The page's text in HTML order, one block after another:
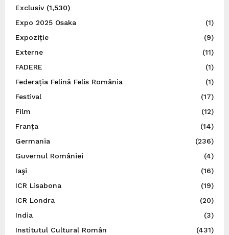
Exclusiv(1,530)
Expo 2025 Osaka
(1)
Expoziție
(9)
Externe
(11)
FADERE
(1)
Federația Felină Felis România
(1)
Festival
(17)
Film
(12)
Franța
(14)
Germania
(236)
Guvernul României
(4)
Iaşi
(16)
ICR Lisabona
(19)
ICR Londra
(20)
India
(3)
Institutul Cultural Român
(431)